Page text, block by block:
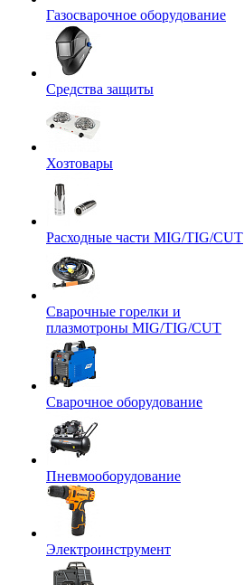
Газосварочное оборудование
Средства защиты
Хозтовары
Расходные части MIG/TIG/CUT
Сварочные горелки и
плазмотроны MIG/TIG/CUT
Сварочное оборудование
Пневмооборудование
Электроинструмент